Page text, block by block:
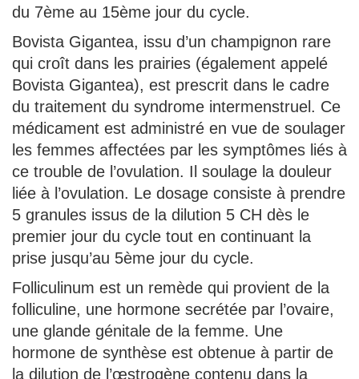
du 7ème au 15ème jour du cycle.
Bovista Gigantea, issu d’un champignon rare
qui croît dans les prairies (également appelé
Bovista Gigantea), est prescrit dans le cadre
du traitement du syndrome intermenstruel. Ce
médicament est administré en vue de soulager
les femmes affectées par les symptômes liés à
ce trouble de l’ovulation. Il soulage la douleur
liée à l’ovulation. Le dosage consiste à prendre
5 granules issus de la dilution 5 CH dès le
premier jour du cycle tout en continuant la
prise jusqu’au 5ème jour du cycle.
Folliculinum est un remède qui provient de la
folliculine, une hormone secrétée par l’ovaire,
une glande génitale de la femme. Une
hormone de synthèse est obtenue à partir de
la dilution de l’œstrogène contenu dans la